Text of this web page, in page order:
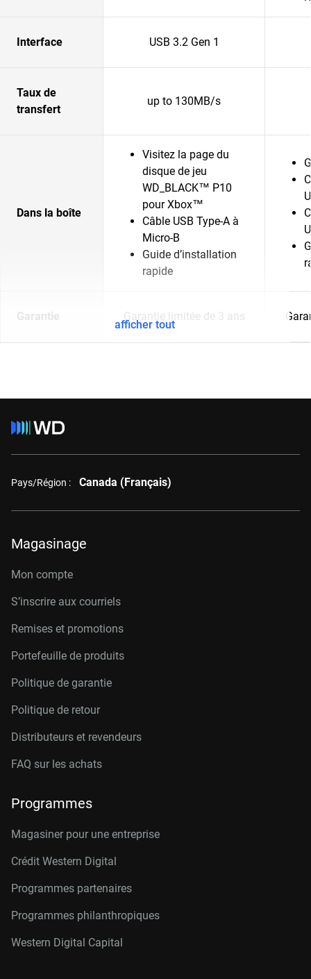
Interface USB 3.2 Gen 1
Taux de
transfert
up to 130MB/s
Dans la boîte
Visitez la page du
disque de jeu
WD_BLACK™ P10
pour Xbox™
Câble USB Type-A à
Micro-B
Guide d’installation
rapide
Garantie Garantie limitée de 3 ans
afficher tout
Pays/Région : Canada (Français)
Magasinage
Mon compte
S’inscrire aux courriels
Remises et promotions
Portefeuille de produits
Politique de garantie
Politique de retour
Distributeurs et revendeurs
FAQ sur les achats
Programmes
Magasiner pour une entreprise
Crédit Western Digital
Programmes partenaires
Programmes philanthropiques
Western Digital Capital